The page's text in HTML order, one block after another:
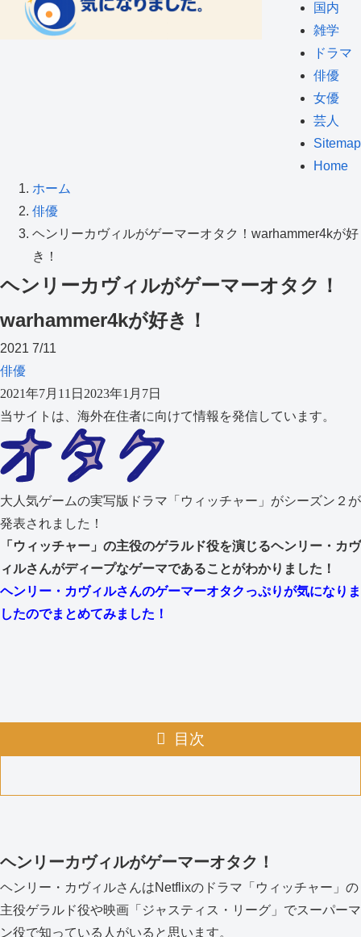
国内
雑学
ドラマ
俳優
女優
芸人
Sitemap
Home
ホーム
俳優
ヘンリーカヴィルがゲーマーオタク！warhammer4kが好
き！
ヘンリーカヴィルがゲーマーオタク！
warhammer4kが好き！
2021 7/11
俳優
2021年7月11日 2023年1月7日
当サイトは、海外在住者に向けて情報を発信しています。
大人気ゲームの実写版ドラマ「ウィッチャー」がシーズン２が
発表されました！
「ウィッチャー」の主役のゲラルド役を演じるヘンリー・カヴ
ィルさんがディープなゲーマであることがわかりました！
ヘンリー・カヴィルさんのゲーマーオタクっぷりが気になりま
したのでまとめてみました！
目次
ヘンリーカヴィルがゲーマーオタク！
ヘンリー・カヴィルさんはNetflixのドラマ「ウィッチャー」の
主役ゲラルド役や映画「ジャスティス・リーグ」でスーパーマ
ン役で知っている人がいると思います。